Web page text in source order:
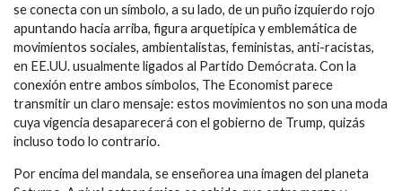
se conecta con un símbolo, a su lado, de un puño izquierdo rojo
apuntando hacia arriba, figura arquetípica y emblemática de
movimientos sociales, ambientalistas, feministas, anti-racistas,
en EE.UU. usualmente ligados al Partido Demócrata. Con la
conexión entre ambos símbolos, The Economist parece
transmitir un claro mensaje: estos movimientos no son una moda
cuya vigencia desaparecerá con el gobierno de Trump, quizás
incluso todo lo contrario.
Por encima del mandala, se enseñorea una imagen del planeta